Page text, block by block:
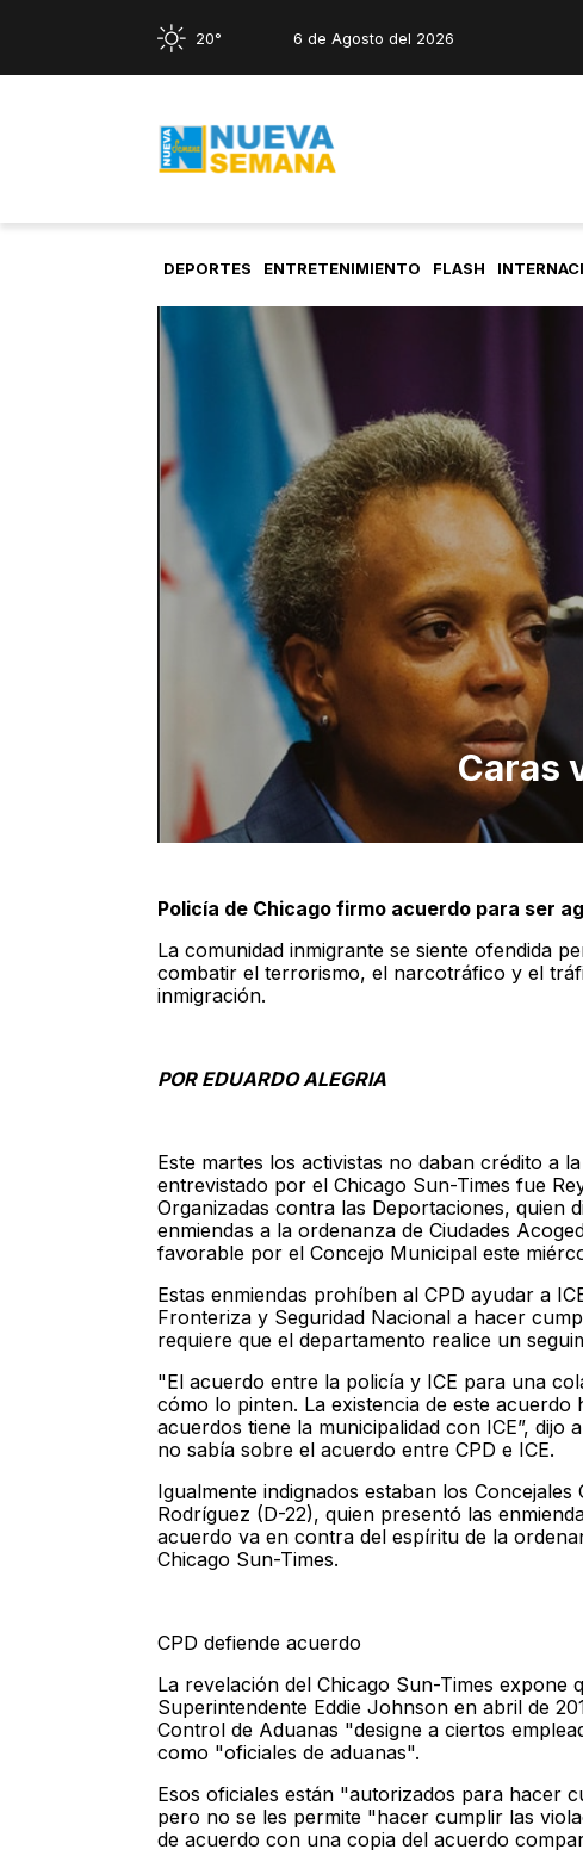
20° 6 de Agosto del 2026
DEPORTES ENTRETENIMIENTO FLASH
Caras
Policía de Chicago firmo acuerdo para ser
La comunidad inmigrante se siente ofendida
combatir el terrorismo, el narcotráfico y el
inmigración.
POR EDUARDO ALEGRIA
Este martes los activistas no daban crédito a
entrevistado por el Chicago Sun-Times fue
Organizadas contra las Deportaciones, quien
enmiendas a la ordenanza de Ciudades
favorable por el Concejo Municipal este
Estas enmiendas prohíben al CPD ayudar a
Fronteriza y Seguridad Nacional a hacer
requiere que el departamento realice un
"El acuerdo entre la policía y ICE para una
cómo lo pinten. La existencia de este
acuerdos tiene la municipalidad con ICE”,
no sabía sobre el acuerdo entre CPD e ICE.
Igualmente indignados estaban los
Rodríguez (D-22), quien presentó las
acuerdo va en contra del espíritu de la
Chicago Sun-Times.
CPD defiende acuerdo
La revelación del Chicago Sun-Times
Superintendente Eddie Johnson en abril de
Control de Aduanas "designe a ciertos
como "oficiales de aduanas".
Esos oficiales están "autorizados para hacer
pero no se les permite "hacer cumplir las
de acuerdo con una copia del acuerdo